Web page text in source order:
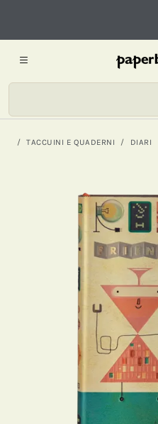
TACCUINI E QUADERNI DIARI